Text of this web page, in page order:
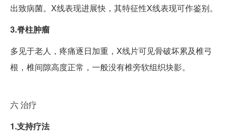
出致病菌。X线表现进展快，其特征性X线表现可作鉴别。
3.脊柱肿瘤
多见于老人，疼痛逐日加重，X线片可见骨破坏累及椎弓
根，椎间隙高度正常，一般没有椎旁软组织块影。
六治疗
1.支持疗法